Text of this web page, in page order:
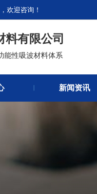
欢迎咨询！
料有限公司
能性吸波材料体系
新闻资讯